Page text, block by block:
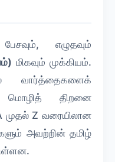
எழுதவும்
மிகவும் முக்கியம்.
வார்த்தைகளைக்
மொழித் திறனை
முதல் Z வரையிலான
அவற்றின் தமிழ்